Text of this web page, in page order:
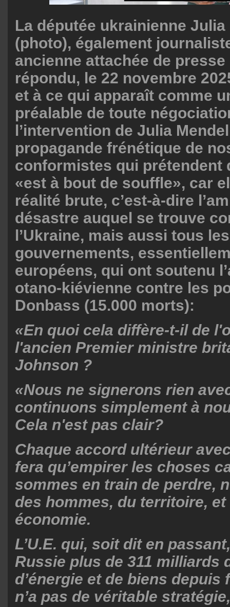
La députée ukrainienne Julia
(photo), également
ancienne attachée de presse
répondu, le 22 novembre
et à ce qui apparaît comme
préalable de toute
l’intervention de Julia
propagande frénétique de
conformistes qui prétendent
«est à bout de souffle», car
réalité brute, c’est-à-dire
désastre auquel se trouve
l’Ukraine, mais aussi tous les
gouvernements,
européens, qui ont soutenu
otano-kiévienne contre les
Donbass (15.000 morts):
«En quoi cela diffère-t-il de
l'ancien Premier ministre
Johnson ?
«Nous ne signerons rien
continuons simplement à
Cela n'est pas clair?
Chaque accord ultérieur
fera qu’empirer les choses
sommes en train de perdre,
des hommes, du territoire,
économie.
L’U.E. qui, soit dit en
Russie plus de 311 milliards
d’énergie et de biens depuis
n’a pas de véritable